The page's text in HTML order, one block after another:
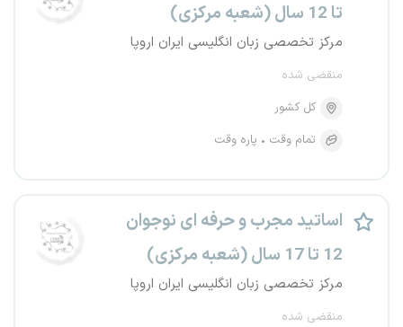
تا 12 سال (شعبه مرکزی)
مرکز تخصصی زبان انگلیسی ایران اروپا
منقضی شده
کل کشور
تمام وقت
پاره وقت
اساتید مجرب و حرفه ای نوجوان
12 تا 17 سال (شعبه مرکزی)
مرکز تخصصی زبان انگلیسی ایران اروپا
منقضی شده